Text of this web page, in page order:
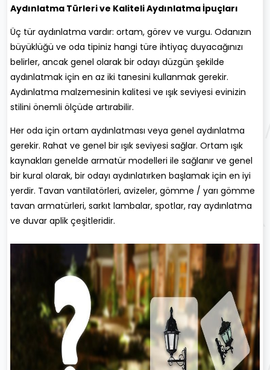
Aydınlatma Türleri ve Kaliteli Aydınlatma İpuçları
Üç tür aydınlatma vardır: ortam, görev ve vurgu. Odanızın
büyüklüğü ve oda tipiniz hangi türe ihtiyaç duyacağınızı
belirler, ancak genel olarak bir odayı düzgün şekilde
aydınlatmak için en az iki tanesini kullanmak gerekir.
Aydınlatma malzemesinin kalitesi ve ışık seviyesi evinizin
stilini önemli ölçüde artırabilir.
Her oda için ortam aydınlatması veya genel aydınlatma
gerekir. Rahat ve genel bir ışık seviyesi sağlar. Ortam ışık
kaynakları genelde armatür modelleri ile sağlanır ve genel
bir kural olarak, bir odayı aydınlatırken başlamak için en iyi
yerdir. Tavan vantilatörleri, avizeler, gömme / yarı gömme
tavan armatürleri, sarkıt lambalar, spotlar, ray aydınlatma
ve duvar aplik çeşitleridir.